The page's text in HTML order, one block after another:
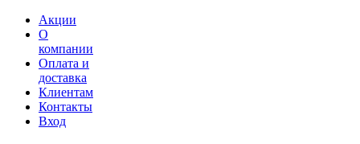
Акции
О
компании
Оплата и
доставка
Клиентам
Контакты
Вход